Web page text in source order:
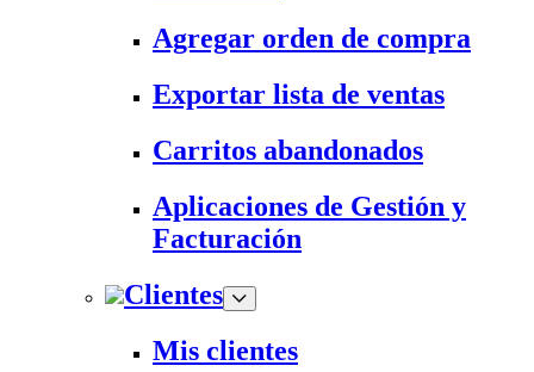
Agregar orden de compra
Exportar lista de ventas
Carritos abandonados
Aplicaciones de Gestión y
Facturación
Clientes
Mis clientes